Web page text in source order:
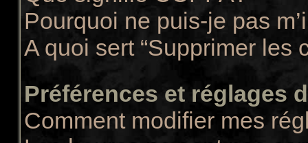
Pourquoi ne puis-je pas
A quoi sert “Supprimer les
Préférences et réglages
Comment modifier mes